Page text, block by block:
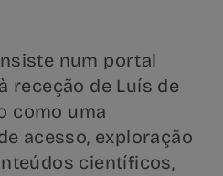
num portal
receção de Luís de
como uma
acesso, exploração
científicos,